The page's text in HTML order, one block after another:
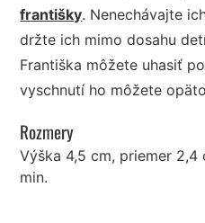
františky. Nenechávajte
držte ich mimo dosahu
Františka môžete uhasiť
vyschnutí ho môžete
Rozmery
Výška 4,5 cm, priemer
min.